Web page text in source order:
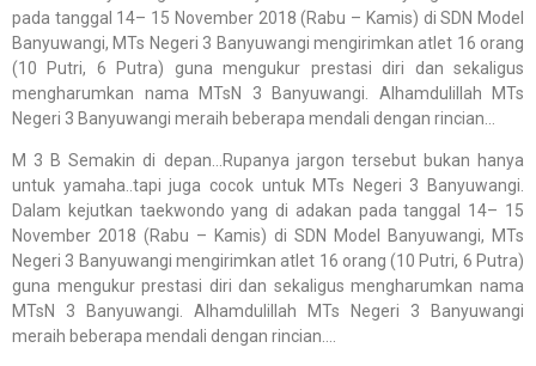
pada tanggal 14– 15 November 2018 (Rabu – Kamis) di SDN Model
Banyuwangi, MTs Negeri 3 Banyuwangi mengirimkan atlet 16 orang
(10 Putri, 6 Putra) guna mengukur prestasi diri dan sekaligus
mengharumkan nama MTsN 3 Banyuwangi. Alhamdulillah MTs
Negeri 3 Banyuwangi meraih beberapa mendali dengan rincian…
M 3 B Semakin di depan…Rupanya jargon tersebut bukan hanya
untuk yamaha..tapi juga cocok untuk MTs Negeri 3 Banyuwangi.
Dalam kejutkan taekwondo yang di adakan pada tanggal 14– 15
November 2018 (Rabu – Kamis) di SDN Model Banyuwangi, MTs
Negeri 3 Banyuwangi mengirimkan atlet 16 orang (10 Putri, 6 Putra)
guna mengukur prestasi diri dan sekaligus mengharumkan nama
MTsN 3 Banyuwangi. Alhamdulillah MTs Negeri 3 Banyuwangi
meraih beberapa mendali dengan rincian….